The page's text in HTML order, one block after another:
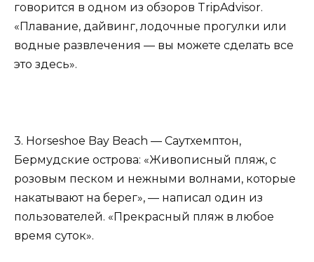
говорится в одном из обзоров TripAdvisor.
«Плавание, дайвинг, лодочные прогулки или
водные развлечения — вы можете сделать все
это здесь».
3. Horseshoe Bay Beach — Саутхемптон,
Бермудские острова: «Живописный пляж, с
розовым песком и нежными волнами, которые
накатывают на берег», — написал один из
пользователей. «Прекрасный пляж в любое
время суток».